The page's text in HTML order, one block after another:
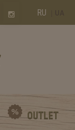
RU
OUTLET